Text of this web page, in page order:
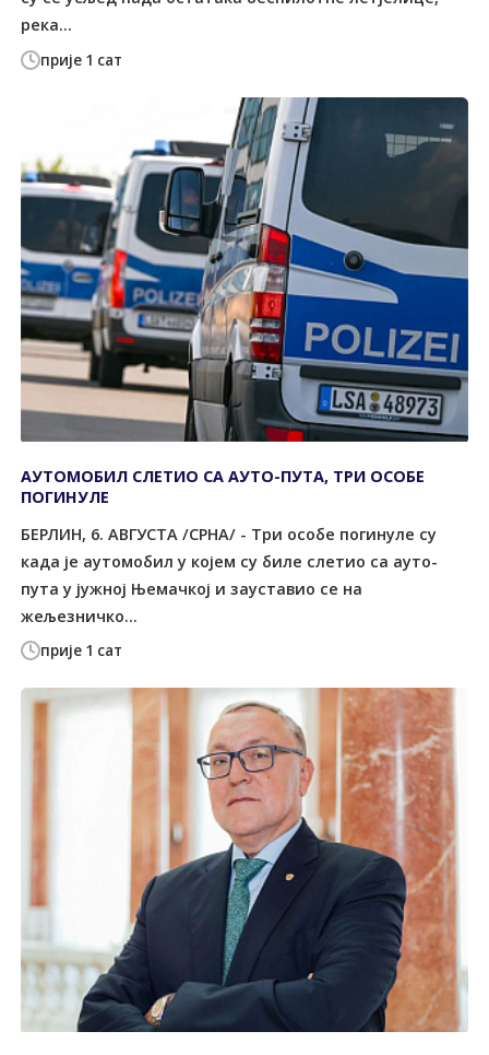
прије 1 сат
река...
прије 1 сат
АУТОМОБИЛ СЛЕТИО СА АУТО-ПУТА, ТРИ ОСОБЕ
ПОГИНУЛЕ
БЕРЛИН, 6. АВГУСТА /СРНА/ - Три особе погинуле су
када је аутомобил у којем су биле слетио са ауто-
пута у јужној Њемачкој и зауставио се на
жељезничко...